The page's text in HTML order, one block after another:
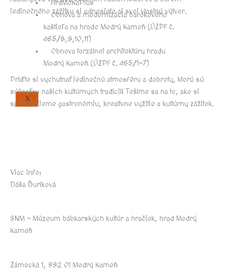
HraMoKaPlus
Obnova a modernizácia barokového
kaštieľa na hrade Modrý Kameň (ÚZPF č.
465/8,9,10,11)
Obnova torzálnej architektúry hradu
Modrý Kameň (ÚZPF č. 465/1-7)
X
jedinečného zážitku si odnesiete aj svoj vlastný výtvor.
Príďte si vychutnať jedinečnú atmosféru a dobroty, ktorú sú
súčasťou našich kultúrnych tradícií! Tešíme sa na to, ako si
spolu užijeme gastronómiu, kreatívne vyžitie a kultúrny zážitok.
Viac info:
Dáša Ďuríková
SNM – Múzeum bábkarských kultúr a hračiek, hrad Modrý
Kameň
Zámocká 1, 992 01 Modrý Kameň